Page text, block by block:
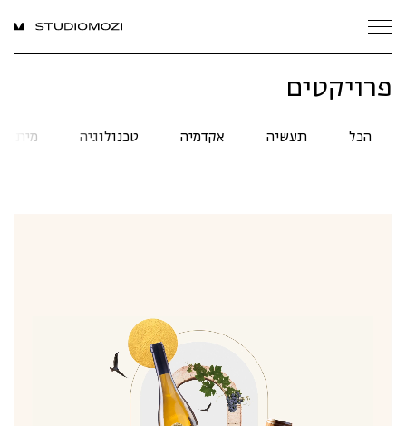
פרויקטים
הכל תעשיה אקדמיה טכנולוגיה מיתוג